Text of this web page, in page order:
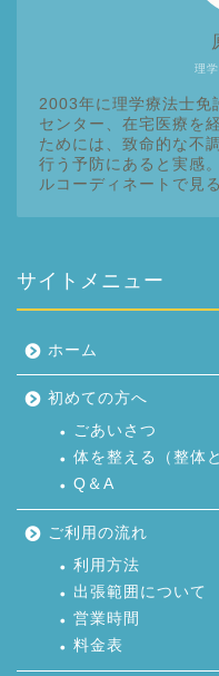
理
2003年に理学療法士免
センター、在宅医療を
ためには、致命的な不
行う予防にあると実感
ルコーディネートで見る
サイトメニュー
ホーム
初めての方へ
ごあいさつ
体を整える（整体
Q＆A
ご利用の流れ
利用方法
出張範囲について
営業時間
料金表